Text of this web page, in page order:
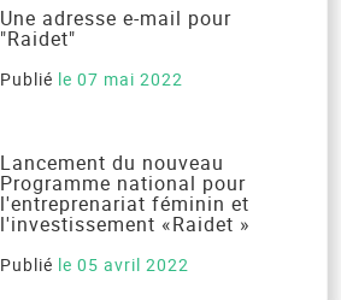
Une adresse e-mail pour
"Raidet"
Publié le 07 mai 2022
Lancement du nouveau
Programme national pour
l'entreprenariat féminin et
l'investissement «Raidet »
Publié le 05 avril 2022